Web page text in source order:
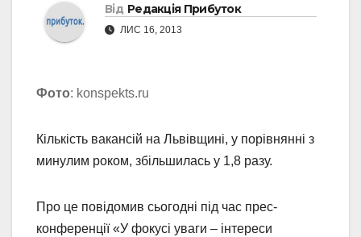
Від Редакція Прибуток
ЛИС 16, 2013
Фото: konspekts.ru
Кількість вакансій на Львівщині, у порівнянні з
минулим роком, збільшилась у 1,8 разу.
Про це повідомив сьогодні під час прес-
конференції «У фокусі уваги – інтереси